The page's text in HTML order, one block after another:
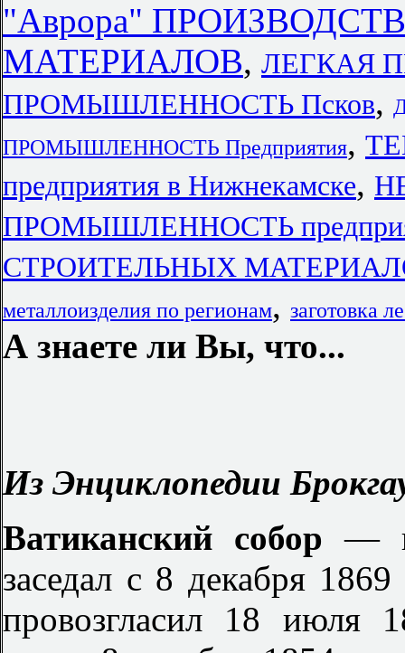
"Аврора"
МАТЕРИАЛОВ, ЛЕГКАЯ
ПРОМЫШЛЕННОСТЬ Псков,
ПРОМЫШЛЕННОСТЬ Предприятия,
предприятия в Нижнекамске,
ПРОМЫШЛЕННОСТЬ
СТРОИТЕЛЬНЫХ
металлоизделия по регионам, заготовка
А знаете ли Вы, что...
Из Энциклопедии
Ватиканский собор—
заседал с 8 декабря
провозгласил 18 июля